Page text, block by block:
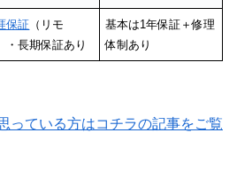
保証 （リモ
・長期保証あり
基本は1年保証＋修理
体制あり
っている方はコチラの記事をご覧